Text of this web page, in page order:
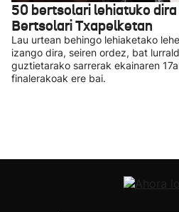
50 bertsolari lehiatuko
Bertsolari Txapelketan
Lau urtean behingo lehiaketako
izango dira, seiren ordez, bat
guztietarako sarrerak ekainaren
finalerakoak ere bai.